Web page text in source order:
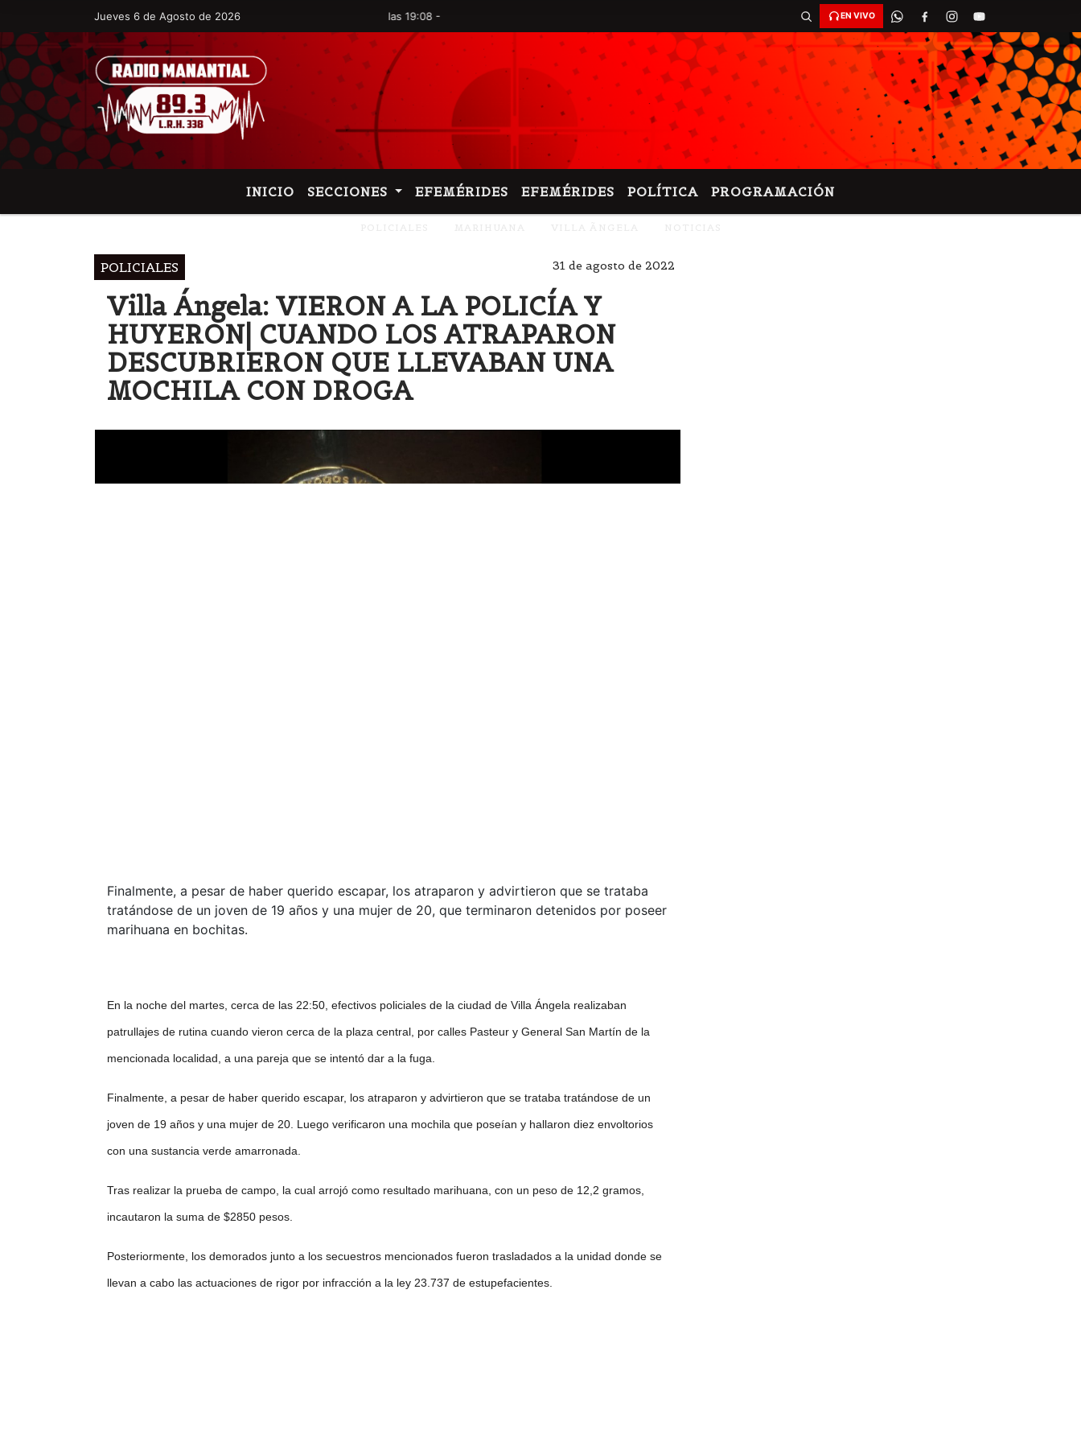
Jueves 6 de Agosto de 2026
Hoy es Jueves 6 de Agosto de 2026 y son las 19:08 - EN VIVO
INICIO SECCIONES EFEMÉRIDES EFEMÉRIDES POLÍTICA PROGRAMACIÓN
POLICIALES 31 de agosto de 2022
Villa Ángela: VIERON A LA POLICÍA Y
HUYERON| CUANDO LOS ATRAPARON
DESCUBRIERON QUE LLEVABAN UNA
MOCHILA CON DROGA
Finalmente, a pesar de haber querido escapar, los atraparon y advirtieron que se trataba
tratándose de un joven de 19 años y una mujer de 20, que terminaron detenidos por poseer
marihuana en bochitas.
En la noche del martes, cerca de las 22:50, efectivos policiales de la ciudad de Villa Ángela realizaban
patrullajes de rutina cuando vieron cerca de la plaza central, por calles Pasteur y General San Martín de la
mencionada localidad, a una pareja que se intentó dar a la fuga.
Finalmente, a pesar de haber querido escapar, los atraparon y advirtieron que se trataba tratándose de un
joven de 19 años y una mujer de 20. Luego verificaron una mochila que poseían y hallaron diez envoltorios
con una sustancia verde amarronada.
Tras realizar la prueba de campo, la cual arrojó como resultado marihuana, con un peso de 12,2 gramos,
incautaron la suma de $2850 pesos.
Posteriormente, los demorados junto a los secuestros mencionados fueron trasladados a la unidad donde se
llevan a cabo las actuaciones de rigor por infracción a la ley 23.737 de estupefacientes.